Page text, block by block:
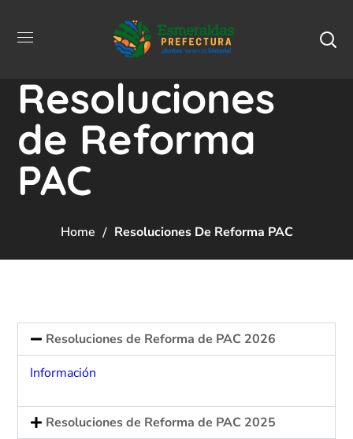
Resoluciones
de Reforma
PAC
Home Resoluciones De Reforma PAC
Resoluciones de Reforma de PAC 2026
Información
Resoluciones de Reforma de PAC 2025